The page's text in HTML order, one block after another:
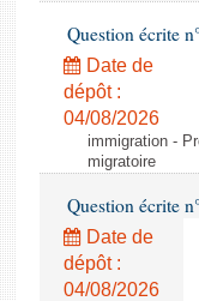
Question écrite
Date de
dépôt :
04/08/2026
immigration -
migratoire
Question écrite
Date de
dépôt :
04/08/2026